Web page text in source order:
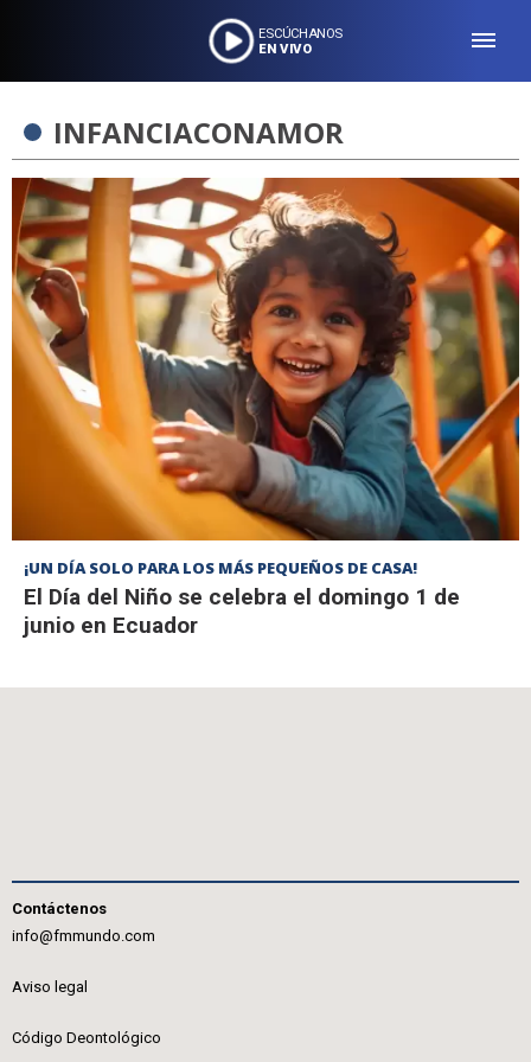
ESCÚCHANOS
EN VIVO
INFANCIACONAMOR
¡UN DÍA SOLO PARA LOS MÁS PEQUEÑOS DE CASA!
El Día del Niño se celebra el domingo 1 de
junio en Ecuador
Contáctenos
info@fmmundo.com
Aviso legal
Código Deontológico